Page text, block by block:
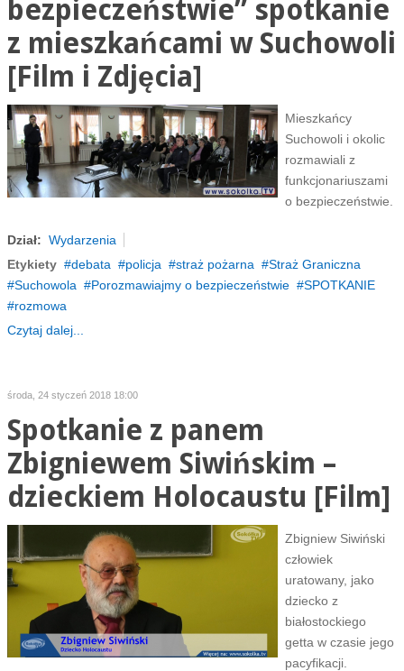
bezpieczeństwie” spotkanie
z mieszkańcami w Suchowoli
[Film i Zdjęcia]
Mieszkańcy
Suchowoli i okolic
rozmawiali z
funkcjonariuszami
o bezpieczeństwie.
Dział: Wydarzenia
Etykiety
debata policja straż pożarna
Straż Graniczna
Suchowola
Porozmawiajmy o bezpieczeństwie
SPOTKANIE
rozmowa
Czytaj dalej...
środa, 24 styczeń 2018 18:00
Spotkanie z panem
Zbigniewem Siwińskim –
dzieckiem Holocaustu [Film]
Zbigniew Siwiński
człowiek
uratowany, jako
dziecko z
białostockiego
getta w czasie jego
pacyfikacji.